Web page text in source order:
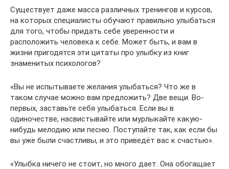
Существует даже масса различных тренингов и курсов,
на которых специалисты обучают правильно улыбаться
для того, чтобы придать себе уверенности и
расположить человека к себе. Может быть, и вам в
жизни пригодятся эти цитаты про улыбку из книг
знаменитых психологов?
«Вы не испытываете желания улыбаться? Что же в
таком случае можно вам предложить? Две вещи. Во-
первых, заставьте себя улыбаться. Если вы в
одиночестве, насвистывайте или мурлыкайте какую-
нибудь мелодию или песню. Поступайте так, как если бы
вы уже были счастливы, и это приведёт вас к счастью».
«Улыбка ничего не стоит, но много дает. Она обогащает